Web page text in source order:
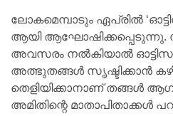
ലോകമെമ്പാടും ഏപ്രിൽ
ആയി ആഘോഷിക്കപ്പെടുന്നു.
അവസരം നൽകിയാൽ ഓട്ടിസം
അത്ഭുതങ്ങൾ സൃഷ്ടിക്കാൻ
തെളിയിക്കാനാണ് തങ്ങൾ
അമിതിന്റെ മാതാപിതാക്കൾ